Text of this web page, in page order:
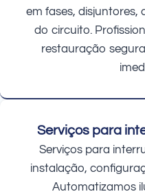
em fases, disjuntores,
do circuito.
restauração
Serviços para
Serviços para
instalação,
Automatizamos